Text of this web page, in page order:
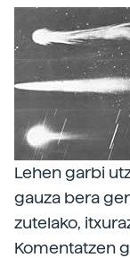
Lehen garbi
gauza bera
zutelako,
Komentatzen